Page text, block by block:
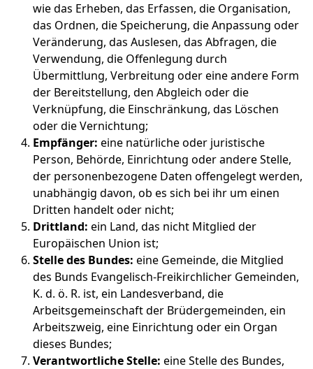
wie das Erheben, das Erfassen, die Organisation,
das Ordnen, die Speicherung, die Anpassung oder
Veränderung, das Auslesen, das Abfragen, die
Verwendung, die Offenlegung durch
Übermittlung, Verbreitung oder eine andere Form
der Bereitstellung, den Abgleich oder die
Verknüpfung, die Einschränkung, das Löschen
oder die Vernichtung;
Empfänger: eine natürliche oder juristische
Person, Behörde, Einrichtung oder andere Stelle,
der personenbezogene Daten offengelegt werden,
unabhängig davon, ob es sich bei ihr um einen
Dritten handelt oder nicht;
Drittland: ein Land, das nicht Mitglied der
Europäischen Union ist;
Stelle des Bundes: eine Gemeinde, die Mitglied
des Bunds Evangelisch-Freikirchlicher Gemeinden,
K. d. ö. R. ist, ein Landesverband, die
Arbeitsgemeinschaft der Brüdergemeinden, ein
Arbeitszweig, eine Einrichtung oder ein Organ
dieses Bundes;
Verantwortliche Stelle: eine Stelle des Bundes,